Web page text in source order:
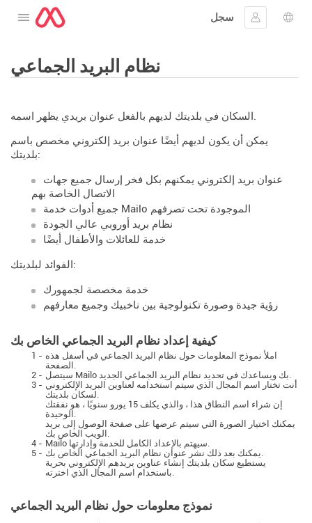
افتح القائمة
سجل
الدخولاللغة
نظام البريد الجماعي
السكان في بلديتك لديهم بالفعل عنوان بريدي يظهر اسمه.
يمكن أن يكون لديهم أيضًا عنوان بريد إلكتروني مخصص باسم
بلديتك:
عنوان بريد إلكتروني يمكنهم بكل فخر إرسال جميع جهات
الاتصال الخاصة بهم
جميع أدوات خدمة Mailo الموجودة تحت تصرفهم
نظام بريد أوروبي عالي الجودة
خدمة للعائلات والأطفال أيضًا
الفوائد لبلديتك:
خدمة مخصصة لجمهورك
رؤية جيدة وصورة تكنولوجية بين ناخبيك وجميع معارفهم
كيفية إعداد نظام البريد الجماعي الخاص بك
1 - املأ نموذج المعلومات حول نظام البريد الجماعي في أسفل هذه
الصفحة.
2 -
سيتصل Mailo بك ويساعدك في تحديد نظام البريد الجماعي الجديد.
3 - أنت تختار اسم المجال الذي سيتم استخدامه لعناوين البريد الإلكتروني
لسكان بلديتك.
إن شراء اسم النطاق هذا ، والذي يكلف 15 يورو سنويًا ، هو نفقتك
الوحيدة.
يمكنك اختيار الصورة التي سيتم عرضها على صفحة الوصول إلى بريد
الويب الخاص بك.
4 -
Mailo سيهتم بالإعداد الكامل للخدمة وإدارتها.
5 -
يمكنك بعد ذلك نشر عنوان نظام البريد الجماعي الخاص بك.
يستطيع سكان بلديتك إنشاء عناوين بريدهم الإلكتروني بحرية
باستخدام اسم المجال الذي اخترته.
نموذج معلومات حول نظام البريد الجماعي